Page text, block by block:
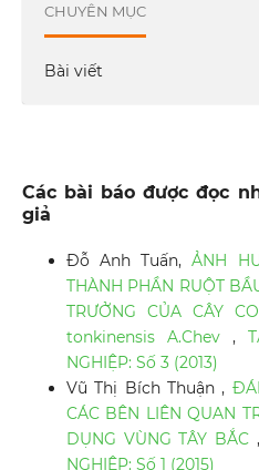
CHUYÊN MỤC
Bài viết
Các bài báo được đọc
giả
Đỗ Anh Tuấn,ẢNH
THÀNH PHẦN RUỘT
TRƯỞNG CỦA CÂY
tonkinensis A.Chev ,
NGHIỆP: Số 3 (2013)
Vũ Thị Bích Thuận ,
CÁC BÊN LIÊN QUAN
DỤNG VÙNG TÂY BẮC
NGHIỆP: Số 1 (2015)